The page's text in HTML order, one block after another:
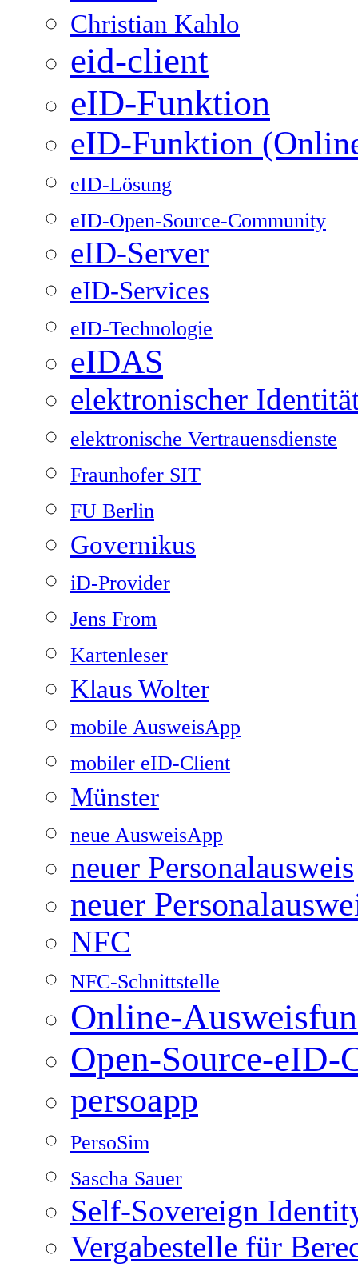
Christian Kahlo
eid-client
eID-Funktion
eID-Funktion
eID-Lösung
eID-Open-Source-Community
eID-Server
eID-Services
eID-Technologie
eIDAS
elektronischer
elektronische Vertrauensdienste
Fraunhofer SIT
FU Berlin
Governikus
iD-Provider
Jens From
Kartenleser
Klaus Wolter
mobile AusweisApp
mobiler eID-Client
Münster
neue AusweisApp
neuer Personalausweis
neuer
NFC
NFC-Schnittstelle
Online-
Open-Source-eID-
persoapp
PersoSim
Sascha Sauer
Self-Sovereign
Vergabestelle für